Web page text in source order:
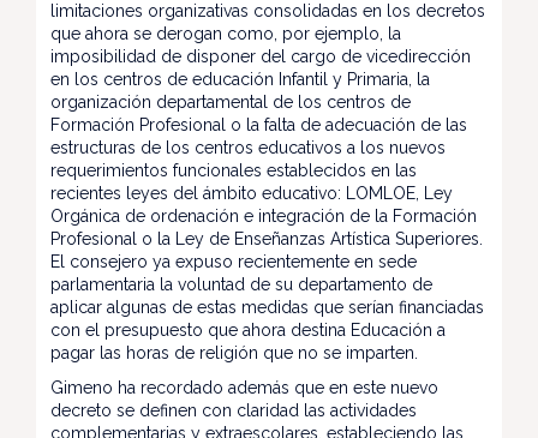
limitaciones organizativas consolidadas en los decretos
que ahora se derogan como, por ejemplo, la
imposibilidad de disponer del cargo de vicedirección
en los centros de educación Infantil y Primaria, la
organización departamental de los centros de
Formación Profesional o la falta de adecuación de las
estructuras de los centros educativos a los nuevos
requerimientos funcionales establecidos en las
recientes leyes del ámbito educativo: LOMLOE, Ley
Orgánica de ordenación e integración de la Formación
Profesional o la Ley de Enseñanzas Artística Superiores.
El consejero ya expuso recientemente en sede
parlamentaria la voluntad de su departamento de
aplicar algunas de estas medidas que serían financiadas
con el presupuesto que ahora destina Educación a
pagar las horas de religión que no se imparten.
Gimeno ha recordado además que en este nuevo
decreto se definen con claridad las actividades
complementarias y extraescolares, estableciendo las